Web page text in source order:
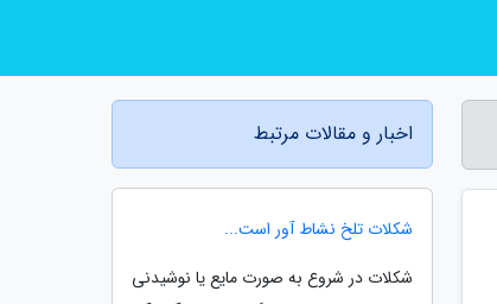
اخبار و مقالات مرتبط
شکلات تلخ نشاط آور است...
شکلات در شروع به صورت مایع یا نوشیدنی